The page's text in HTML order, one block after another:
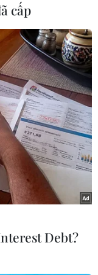
#Damascus
#Hội nghị Geneva 2
cấp
Debt?